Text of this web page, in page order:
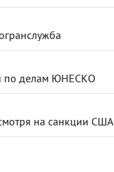
по делам ЮНЕСКО
на санкции США